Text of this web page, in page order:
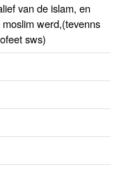
van de islam, en
werd,(tevenns
sws)